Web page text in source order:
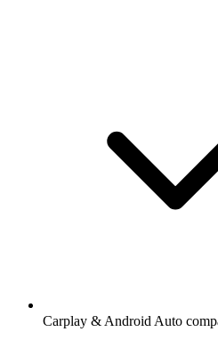
Carplay & Android Auto